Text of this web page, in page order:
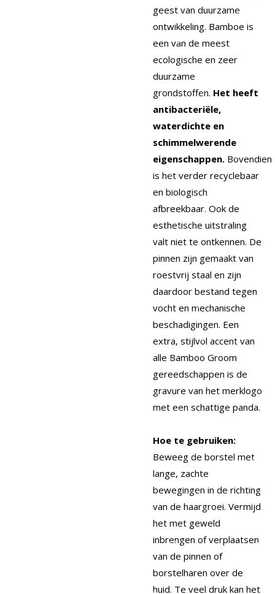
geest van duurzame
ontwikkeling. Bamboe is
een van de meest
ecologische en zeer
duurzame
grondstoffen. Het heeft
antibacteriële,
waterdichte en
schimmelwerende
eigenschappen. Bovendien
is het verder recyclebaar
en biologisch
afbreekbaar. Ook de
esthetische uitstraling
valt niet te ontkennen. De
pinnen zijn gemaakt van
roestvrij staal en zijn
daardoor bestand tegen
vocht en mechanische
beschadigingen. Een
extra, stijlvol accent van
alle Bamboo Groom
gereedschappen is de
gravure van het merklogo
met een schattige panda.
Hoe te gebruiken:
Beweeg de borstel met
lange, zachte
bewegingen in de richting
van de haargroei. Vermijd
het met geweld
inbrengen of verplaatsen
van de pinnen of
borstelharen over de
huid. Te veel druk kan het